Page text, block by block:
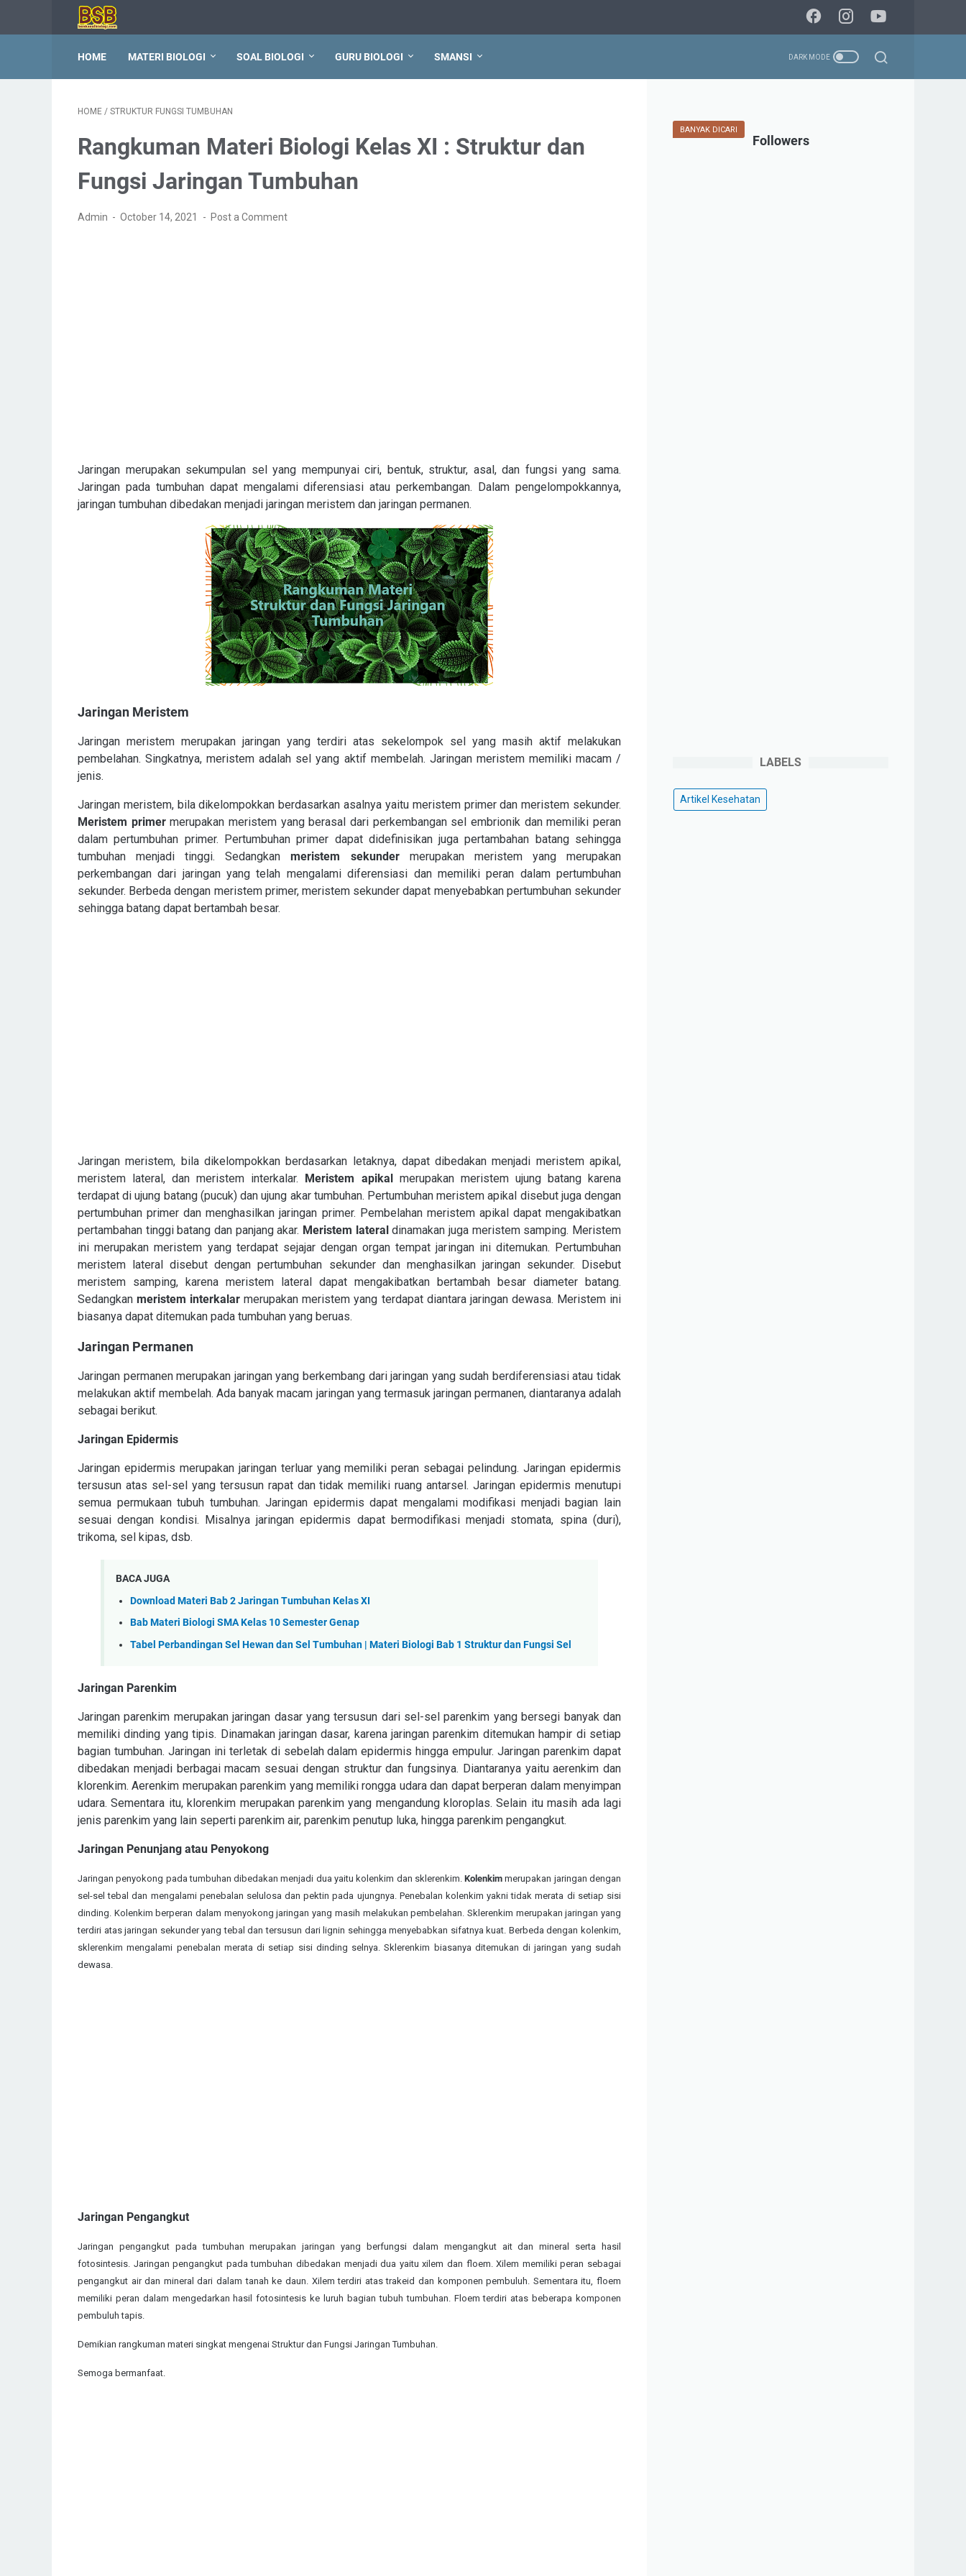
HOME MATERI BIOLOGI SOAL BIOLOGI GURU BIOLOGI SMANSI
HOME / STRUKTUR FUNGSI TUMBUHAN
Rangkuman Materi Biologi Kelas XI : Struktur dan
Fungsi Jaringan Tumbuhan
Admin October 14, 2021 Post a Comment
Jaringan merupakan sekumpulan sel yang mempunyai ciri, bentuk, struktur, asal, dan fungsi yang sama.
Jaringan pada tumbuhan dapat mengalami diferensiasi atau perkembangan. Dalam pengelompokkannya,
jaringan tumbuhan dibedakan menjadi jaringan meristem dan jaringan permanen.
Jaringan Meristem
Jaringan meristem merupakan jaringan yang terdiri atas sekelompok sel yang masih aktif melakukan
pembelahan. Singkatnya, meristem adalah sel yang aktif membelah. Jaringan meristem memiliki macam /
jenis.
Jaringan meristem, bila dikelompokkan berdasarkan asalnya yaitu meristem primer dan meristem sekunder.
Meristem primermerupakan meristem yang berasal dari perkembangan sel embrionik dan memiliki peran
dalam pertumbuhan primer. Pertumbuhan primer dapat didefinisikan juga pertambahan batang sehingga
tumbuhan menjadi tinggi. Sedangkanmeristem sekundermerupakan meristem yang merupakan
perkembangan dari jaringan yang telah mengalami diferensiasi dan memiliki peran dalam pertumbuhan
sekunder. Berbeda dengan meristem primer, meristem sekunder dapat menyebabkan pertumbuhan sekunder
sehingga batang dapat bertambah besar.
Jaringan meristem, bila dikelompokkan berdasarkan letaknya, dapat dibedakan menjadi meristem apikal,
meristem lateral, dan meristem interkalar. Meristem apikalmerupakan meristem ujung batang karena
terdapat di ujung batang (pucuk) dan ujung akar tumbuhan. Pertumbuhan meristem apikal disebut juga dengan
pertumbuhan primer dan menghasilkan jaringan primer. Pembelahan meristem apikal dapat mengakibatkan
pertambahan tinggi batang dan panjang akar. Meristem lateraldinamakan juga meristem samping. Meristem
ini merupakan meristem yang terdapat sejajar dengan organ tempat jaringan ini ditemukan. Pertumbuhan
meristem lateral disebut dengan pertumbuhan sekunder dan menghasilkan jaringan sekunder. Disebut
meristem samping, karena meristem lateral dapat mengakibatkan bertambah besar diameter batang.
Sedangkanmeristem interkalar merupakan meristem yang terdapat diantara jaringan dewasa. Meristem ini
biasanya dapat ditemukan pada tumbuhan yang beruas.
Jaringan Permanen
Jaringan permanen merupakan jaringan yang berkembang dari jaringan yang sudah berdiferensiasi atau tidak
melakukan aktif membelah. Ada banyak macam jaringan yang termasuk jaringan permanen, diantaranya adalah
sebagai berikut.
Jaringan Epidermis
Jaringan epidermis merupakan jaringan terluar yang memiliki peran sebagai pelindung. Jaringan epidermis
tersusun atas sel-sel yang tersusun rapat dan tidak memiliki ruang antarsel. Jaringan epidermis menutupi
semua permukaan tubuh tumbuhan. Jaringan epidermis dapat mengalami modifikasi menjadi bagian lain
sesuai dengan kondisi. Misalnya jaringan epidermis dapat bermodifikasi menjadi stomata, spina (duri),
trikoma, sel kipas, dsb.
BACA JUGA
Download Materi Bab 2 Jaringan Tumbuhan Kelas XI
Bab Materi Biologi SMA Kelas 10 Semester Genap
Tabel Perbandingan Sel Hewan dan Sel Tumbuhan | Materi Biologi Bab 1 Struktur dan Fungsi Sel
Jaringan Parenkim
Jaringan parenkim merupakan jaringan dasar yang tersusun dari sel-sel parenkim yang bersegi banyak dan
memiliki dinding yang tipis. Dinamakan jaringan dasar, karena jaringan parenkim ditemukan hampir di setiap
bagian tumbuhan. Jaringan ini terletak di sebelah dalam epidermis hingga empulur. Jaringan parenkim dapat
dibedakan menjadi berbagai macam sesuai dengan struktur dan fungsinya. Diantaranya yaitu aerenkim dan
klorenkim. Aerenkim merupakan parenkim yang memiliki rongga udara dan dapat berperan dalam menyimpan
udara. Sementara itu, klorenkim merupakan parenkim yang mengandung kloroplas. Selain itu masih ada lagi
jenis parenkim yang lain seperti parenkim air, parenkim penutup luka, hingga parenkim pengangkut.
Jaringan Penunjang atau Penyokong
Jaringan penyokong pada tumbuhan dibedakan menjadi dua yaitu kolenkim dan sklerenkim.Kolenkim merupakan jaringan dengan
sel-sel tebal dan mengalami penebalan selulosa dan pektin pada ujungnya. Penebalan kolenkim yakni tidak merata di setiap sisi
dinding. Kolenkim berperan dalam menyokong jaringan yang masih melakukan pembelahan. Sklerenkim merupakan jaringan yang
terdiri atas jaringan sekunder yang tebal dan tersusun dari lignin sehingga menyebabkan sifatnya kuat. Berbeda dengan kolenkim,
sklerenkim mengalami penebalan merata di setiap sisi dinding selnya. Sklerenkim biasanya ditemukan di jaringan yang sudah
dewasa.
Jaringan Pengangkut
Jaringan pengangkut pada tumbuhan merupakan jaringan yang berfungsi dalam mengangkut ait dan mineral serta hasil
fotosintesis. Jaringan pengangkut pada tumbuhan dibedakan menjadi dua yaitu xilem dan floem. Xilem memiliki peran sebagai
pengangkut air dan mineral dari dalam tanah ke daun. Xilem terdiri atas trakeid dan komponen pembuluh. Sementara itu, floem
memiliki peran dalam mengedarkan hasil fotosintesis ke luruh bagian tubuh tumbuhan. Floem terdiri atas beberapa komponen
pembuluh tapis.
Demikian rangkuman materi singkat mengenai Struktur dan Fungsi Jaringan Tumbuhan.
Semoga bermanfaat.
BANYAK DICARI
Followers
LABELS
Artikel Kesehatan